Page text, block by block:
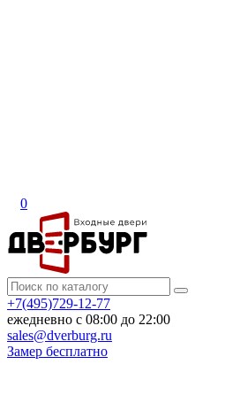
0
+7(495)729-12-77
ежедневно с 08:00 до 22:00
sales@dverburg.ru
Замер бесплатно